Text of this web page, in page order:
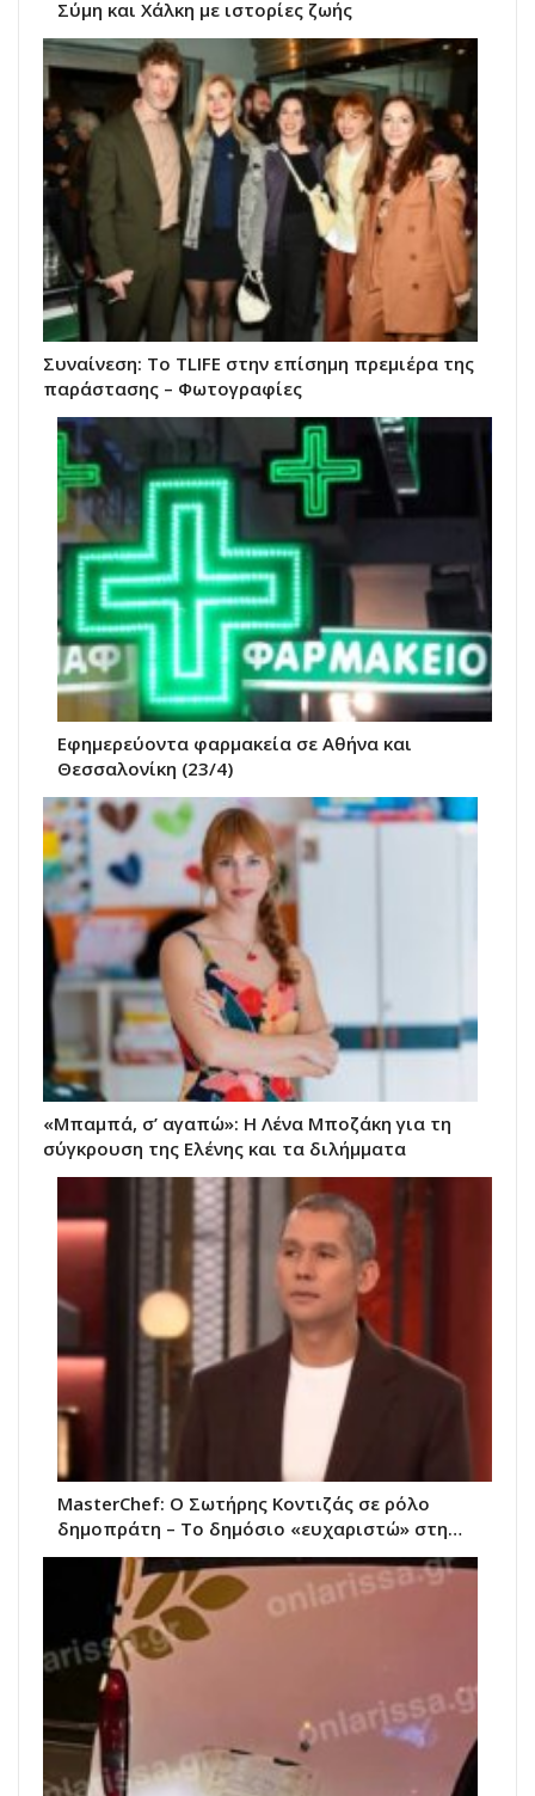
Σύμη και Χάλκη με ιστορίες ζωής
Συναίνεση: Το TLIFE στην επίσημη πρεμιέρα της
παράστασης – Φωτογραφίες
Εφημερεύοντα φαρμακεία σε Αθήνα και
Θεσσαλονίκη (23/4)
«Μπαμπά, σ’ αγαπώ»: Η Λένα Μποζάκη για τη
σύγκρουση της Ελένης και τα διλήμματα
MasterChef: O Σωτήρης Κοντιζάς σε ρόλο
δημοπράτη – Το δημόσιο «ευχαριστώ» στη…